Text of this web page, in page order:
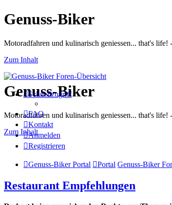
Genuss-Biker
Motoradfahren und kulinarisch geniessen... that's
Zum Inhalt
Genuss-Biker
Motoradfahren und kulinarisch geniessen... that's
Zum Inhalt
Schnellzugriff
FAQ
Kontakt
Anmelden
Registrieren
Genuss-Biker Portal Portal Genuss-Biker
Restaurant Empfehlungen